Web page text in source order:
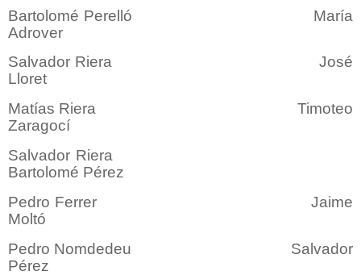
Bartolomé Perelló María
Adrover
Salvador Riera José
Lloret
Matías Riera Timoteo
Zaragocí
Salvador Riera
Bartolomé Pérez
Pedro Ferrer Jaime
Moltó
Pedro Nomdedeu Salvador
Pérez